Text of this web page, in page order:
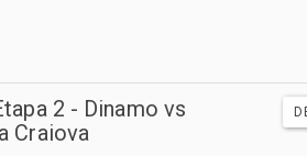
2 - Dinamo vs
Craiova